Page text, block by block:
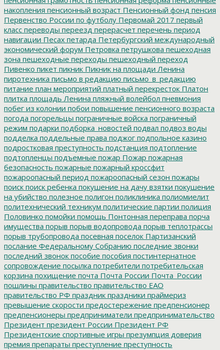
накопления пенсионный возраст Пенсионный фонд пенсия
Первенство России по футболу Первомай 2017 первый
класс переводы переезд перерасчет перечень период
навигации Песах петарда Петербургский международный
экономический форум Петровка петрушкова пешеходная
зона пешеходные переходы пешеходный переход
Пивенко пикет пикник Пикник на площади Ленина
пиротехника письмо в редакцию письмо_в_редакцию
питание план мероприятий платный перекресток Платон
плитка площадь Ленина пляжный волейбол пневмония
побег из колонии побои повышение пенсионного возраста
погода погорельцы пограничные войска пограничный
режим подарки подборка_новостей подвал подвоз воды
подделка поддельные права поджог подпольное казино
подростковая преступность подстанция подтопление
подтопленцы подъемные пожар Пожар пожарная
безопасность пожарные пожарный кроссфит
пожароопасный период пожароопасный сезон пожары
поиск поиск ребенка покушение на дачу взятки покушение
на убийство полезное полигон поликлиника полиомиелит
политехнический техникум политические партии полиция
Половинко помойки помощь Понтонная переправа порча
имущества порыв порыв водопровода порыв теплотрассы
порыв трубопровода посевная поселок Партизанский
послание Федеральному Собранию последние звонки
последний звонок пособие пособия постинтернатное
сопровождение посылка потребители потребительская
корзина похищение почта Почта России Почта_России
пошлины правительство правительство ЕАО
правительство РФ праздник праздники праймериз
превышение скорости предостережение предпенсионер
предпенсионеры предприниматели предпринимательство
Президент президент России Президент РФ
Президентские спортивные игры презумпция доверия
премия препараты преступление преступность